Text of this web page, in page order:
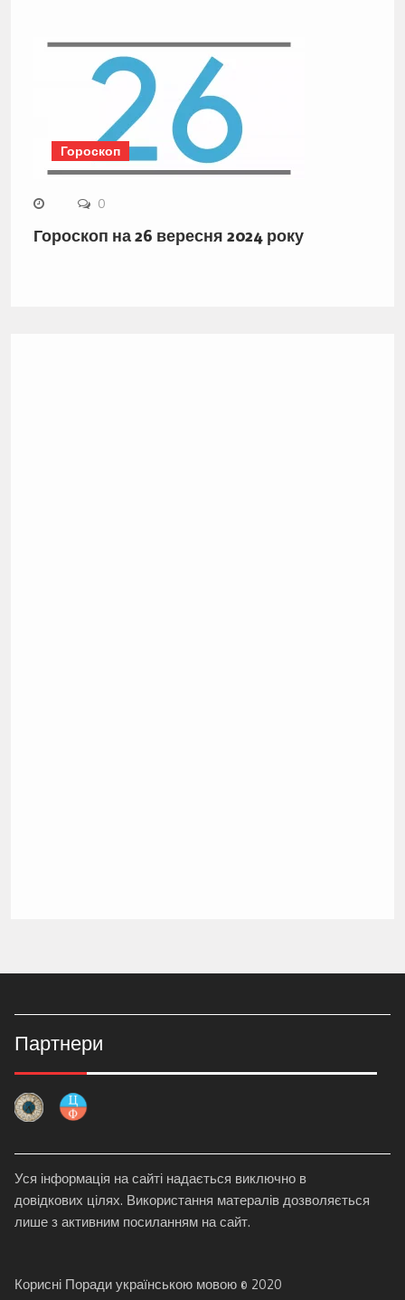
Гороскоп
0
Гороскоп на 26 вересня 2024 року
Партнери
Уся інформація на сайті надається виключно в
довідкових цілях. Використання матералів дозволяється
лише з активним посиланням на сайт.
Корисні Поради українською мовою © 2020